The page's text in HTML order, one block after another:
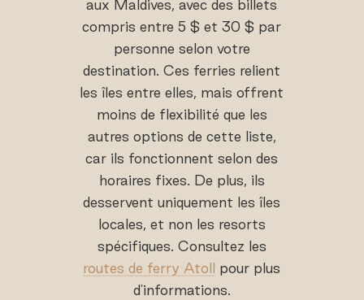
aux Maldives, avec des billets
compris entre 5 $ et 30 $ par
personne selon votre
destination. Ces ferries relient
les îles entre elles, mais offrent
moins de flexibilité que les
autres options de cette liste,
car ils fonctionnent selon des
horaires fixes. De plus, ils
desservent uniquement les îles
locales, et non les resorts
spécifiques. Consultez les
routes de ferry Atoll pour plus
d'informations.